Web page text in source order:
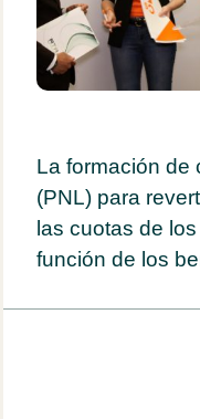
La formación de
(PNL) para
las cuotas de
función de los